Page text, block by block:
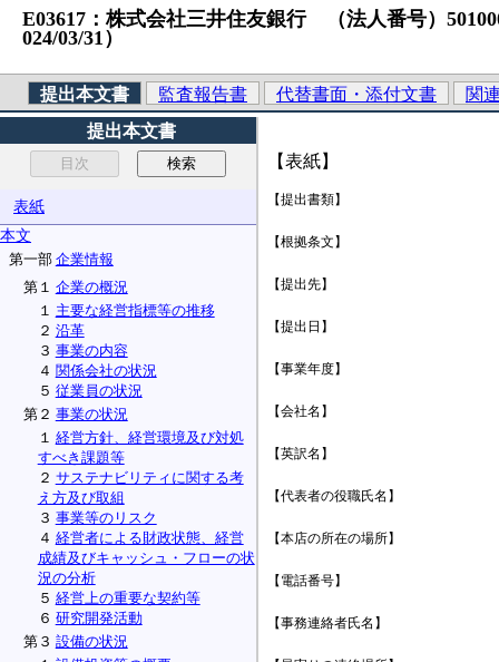
E03617：株式会社三井住友銀行 （法人番号）
024/03/31）
提出本文書 監査報告書 代替書面・添付文書
関
提出本文書